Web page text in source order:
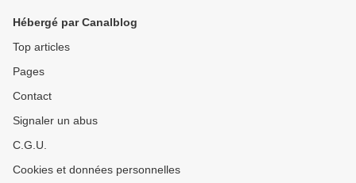
Hébergé par Canalblog
Top articles
Pages
Contact
Signaler un abus
C.G.U.
Cookies et données personnelles